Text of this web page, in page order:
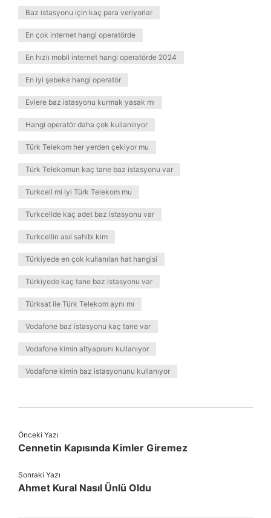
Baz istasyonu için kaç para veriyorlar
En çok internet hangi operatörde
En hızlı mobil internet hangi operatörde 2024
En iyi şebeke hangi operatör
Evlere baz istasyonu kurmak yasak mı
Hangi operatör daha çok kullanılıyor
Türk Telekom her yerden çekiyor mu
Türk Telekomun kaç tane baz istasyonu var
Turkcell mi iyi Türk Telekom mu
Turkcellde kaç adet baz istasyonu var
Turkcellin asıl sahibi kim
Türkiyede en çok kullanılan hat hangisi
Türkiyede kaç tane baz istasyonu var
Türksat ile Türk Telekom aynı mı
Vodafone baz istasyonu kaç tane var
Vodafone kimin altyapısını kullanıyor
Vodafone kimin baz istasyonunu kullanıyor
Önceki Yazı
Cennetin Kapısında Kimler Giremez
Sonraki Yazı
Ahmet Kural Nasıl Ünlü Oldu